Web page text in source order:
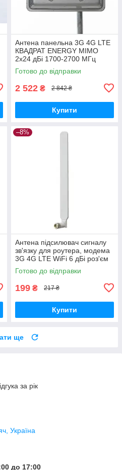
Антена панельна 3G 4G LTE
КВАДРАТ ENERGY MIMO
2x24 дБі 1700-2700 МГц
Готово до відправки
2 522 ₴ 2 842 ₴
Купити
–8%
Антена підсилювач сигналу
зв'язку для роутера, модема
3G 4G LTE WiFi 6 дБі роз'єм
SMA Male 700-2700 МГц біла
Готово до відправки
199 ₴ 217 ₴
Купити
ще
за рік
Україна
до 17:00